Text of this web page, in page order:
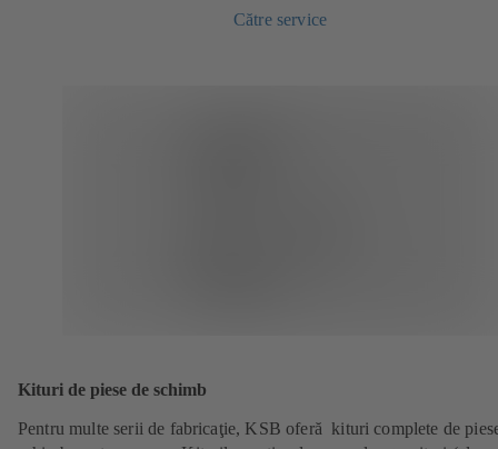
Către service
Kituri de piese de schimb
Pentru multe serii de fabricaţie, KSB oferă kituri complete de